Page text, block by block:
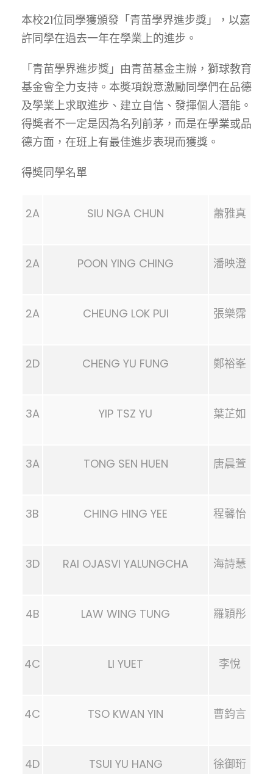
本校21位同學獲頒發「青苗學界進步獎」，以嘉
許同學在過去一年在學業上的進步。
「青苗學界進步獎」由青苗基金主辦，獅球教育
基金會全力支持。本奬項銳意激勵同學們在品德
及學業上求取進步、建立自信、發揮個人潛能。
得奬者不一定是因為名列前茅，而是在學業或品
德方面，在班上有最佳進步表現而獲獎。
得奬同學名單
2A SIU NGA CHUN 蕭雅真
2A POON YING CHING 潘映澄
2A CHEUNG LOK PUI 張樂霈
2D CHENG YU FUNG 鄭裕峯
3A YIP TSZ YU 葉芷如
3A TONG SEN HUEN 唐晨萱
3B CHING HING YEE 程馨怡
3D RAI OJASVI YALUNGCHA 海詩慧
4B LAW WING TUNG 羅穎彤
4C LI YUET 李悅
4C TSO KWAN YIN 曹鈞言
4D TSUI YU HANG 徐御珩